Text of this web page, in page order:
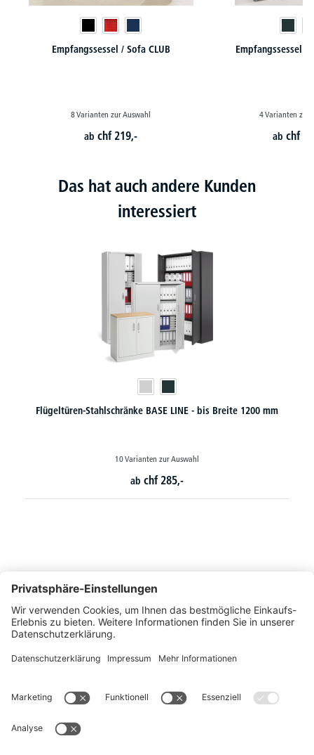
Empfangssessel / Sofa CLUB
8 Varianten zur Auswahl
abchf 219,-
Empfangssessel /
4 Varianten zur
abchf
Das hat auch andere Kunden
interessiert
1200 mm Rollcontainer Holz - hervorragende
Montags bis Freitags von 08:30 - 17:00 Uhr
+41 44 240 / 11 55
+41 44 240 / 11 57
info@office-trade.ch